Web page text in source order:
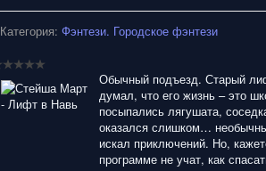
Категория: Фэнтези. Городское фэнтези
Обычный подъезд. Старый
думал, что его жизнь – это
посыпались лягушата,
оказался слишком…
искал приключений. Но,
программе не учат, как